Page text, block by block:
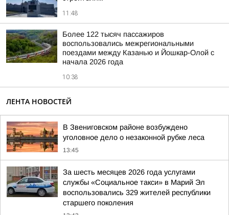
11:48
Более 122 тысяч пассажиров
воспользовались межрегиональными
поездами между Казанью и Йошкар-Олой с
начала 2026 года
10:38
ЛЕНТА НОВОСТЕЙ
В Звениговском районе возбуждено
уголовное дело о незаконной рубке леса
13:45
За шесть месяцев 2026 года услугами
службы «Социальное такси» в Марий Эл
воспользовались 329 жителей республики
старшего поколения